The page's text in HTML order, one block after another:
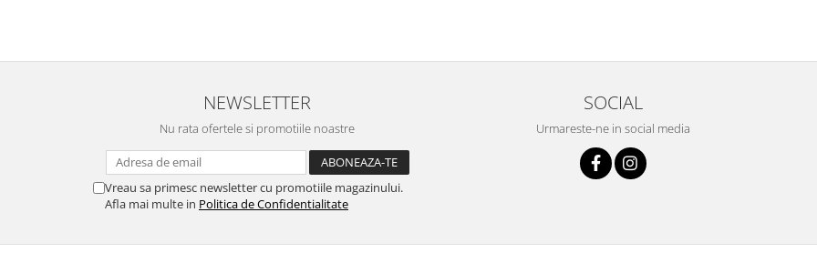
NEWSLETTER
Nu rata ofertele si promotiile noastre
Vreau sa primesc newsletter cu promotiile magazinului.
Afla mai multe in Politica de Confidentialitate
SOCIAL
Urmareste-ne in social media